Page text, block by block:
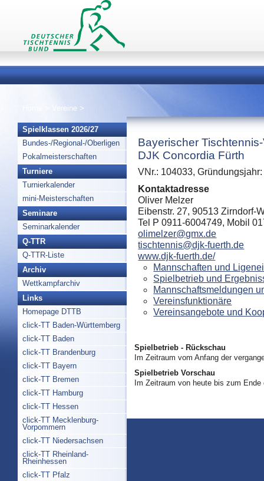
Vereine >
Spielklassen 2026/27
Bundes-/Regional-/Oberligen
Pokalmeisterschaften
Turniere
Turnierkalender
mini-Meisterschaften
Seminare
Seminarkalender
Q-TTR
Q-TTR-Liste
Archiv
Wettkampfarchiv
Links
Homepage DTTB
click-TT Baden-Württemberg
click-TT Baden
click-TT Brandenburg
click-TT Bayern
click-TT Bremen
click-TT Hamburg
click-TT Hessen
click-TT Mecklenburg-
Vorpommern
click-TT Niedersachsen
click-TT Rheinland-
Rheinhessen
click-TT Pfalz
Bayerischer
DJK Concordia Fürth
VNr.: 104033,
Kontaktadresse
Oliver Melzer
Eibenstr. 27, 90513 Zirndorf-
Tel P 0911-6004749, Mobil
olimelzer@gmx.de
tischtennis@djk-fuerth.de
www.djk-fuerth.de/
Mannschaften und
Spielbetrieb und
Mannschaftsmeldungen
Vereinsfunktionäre
Vereinsangebote und
Spielbetrieb - Rückschau
Im Zeitraum vom Anfang der
Spielbetrieb Vorschau
Im Zeitraum von heute bis zum